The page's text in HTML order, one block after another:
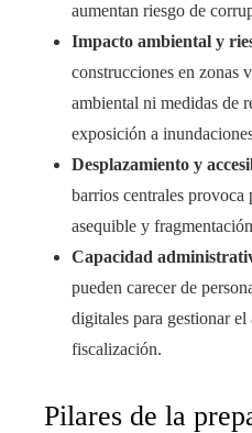
aumentan riesgo de
Impacto ambiental y
construcciones en zonas
ambiental ni medidas de
exposición a
Desplazamiento y
barrios centrales provoca
asequible y
Capacidad
pueden carecer de
digitales para gestionar
fiscalización.
Pilares de la